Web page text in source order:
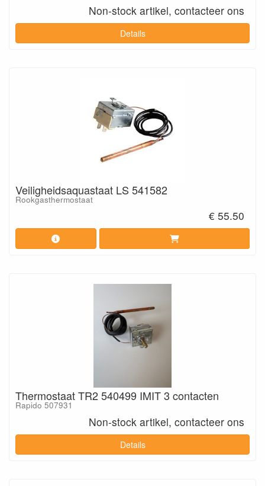
Non-stock artikel, contacteer ons
Details
Veiligheidsaquastaat LS 541582
Rookgasthermostaat
€ 55.50
Thermostaat TR2 540499 IMIT 3 contacten
Rapido 507931
Non-stock artikel, contacteer ons
Details